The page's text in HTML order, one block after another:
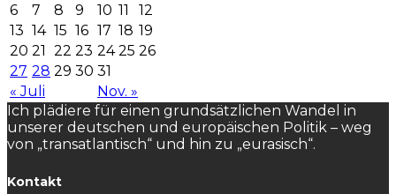
« Juli Nov. »
6
7 8 9 10 11
12
13 14 15 16 17 18 19
20 21 22 23 24 25 26
27 28 29 30 31
Ich plädiere für einen grundsätzlichen Wandel in
unserer deutschen und europäischen Politik – weg
von „transatlantisch“ und hin zu „eurasisch“.
Kontakt